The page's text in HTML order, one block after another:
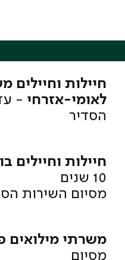
חיילות וחיילים
לאומי-אזרחי
הסדיר
חיילות וחיילים
10 שנים
מסיום השירות
משרתי מילואים
מסיום